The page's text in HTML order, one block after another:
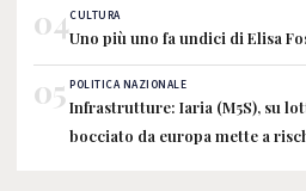
04CULTURA
Uno più uno fa undici di Elisa
05 POLITICA NAZIONALE
Infrastrutture: Iaria (M5S), su
bocciato da europa mette a